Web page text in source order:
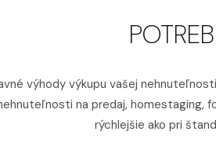
výhody výkupu vašej
na predaj, homestaging,
rýchlejšie ako pri